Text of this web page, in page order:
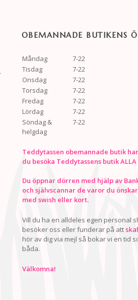
OBEMANNADE BUTIKENS
Måndag
7-22
Tisdag
7-22
Onsdag
7-22
Torsdag
7-22
Fredag
7-22
Lördag
7-22
Söndag &
helgdag
7-22
Teddytassen obemannade butik
du besöka Teddytassens butik
Du öppnar dörren med hjälp av
och självscannar de varor du
med swish eller kort.
Vill du ha en alldeles egen personal
besöker oss eller funderar på att
hör av dig via mejl så bokar vi en tid
båda.
Välkomna!